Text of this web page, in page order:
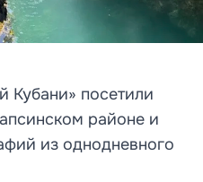
Кубани» посетили
районе и
из однодневного